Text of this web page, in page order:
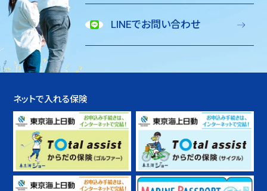
LINEでお問い合わせ
ネットで入れる保険